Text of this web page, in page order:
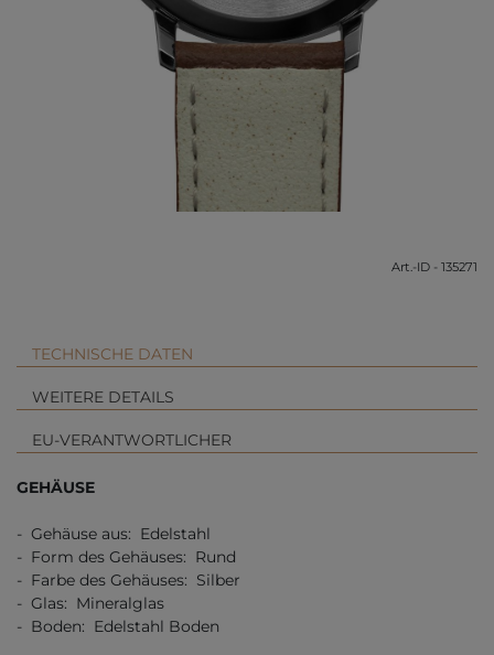
Art.-ID - 135271
TECHNISCHE DATEN
WEITERE DETAILS
EU-VERANTWORTLICHER
GEHÄUSE
- Gehäuse aus: Edelstahl
- Form des Gehäuses: Rund
- Farbe des Gehäuses: Silber
- Glas: Mineralglas
- Boden: Edelstahl Boden